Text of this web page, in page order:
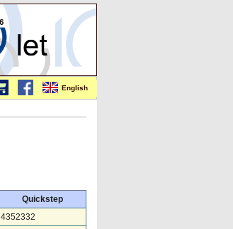
English
Quickstep
4352332